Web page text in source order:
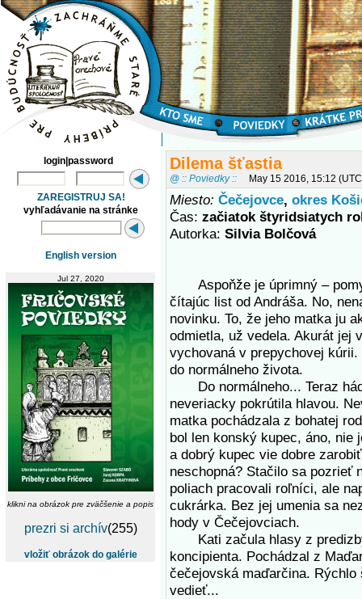
login|password
ZAREGISTRUJ SA!
vyhľadávanie na stránke
English version
Jul 27, 2020
klikni na obrázok pre zväčšenie a popis
prezri si archív(255)
vložiť obrázok do galérie
Dilema šťastia
@ :: Poviedky :: May 15 2016, 15:12
Miesto: Čečejovce, okres
Čas: začiatok štyridsiatych
Autorka: Silvia Bolčová
Aspoňže je úprimný –
čítajúc list od Andráša. No,
novinku. To, že jeho matka ju
odmietla, už vedela. Akurát jej
vychovaná v prepychovej
do normálneho života.
Do normálneho... Teraz
neveriacky pokrútila hlavou.
matka pochádzala z bohatej
bol len konský kupec, áno, nie
a dobrý kupec vie dobre
neschopná? Stačilo sa pozrieť
poliach pracovali roľníci, ale
cukrárka. Bez jej umenia sa
hody v Čečejovciach.
Kati začula hlasy z
koncipienta. Pochádzal z
čečejovská maďarčina.
vedieť...